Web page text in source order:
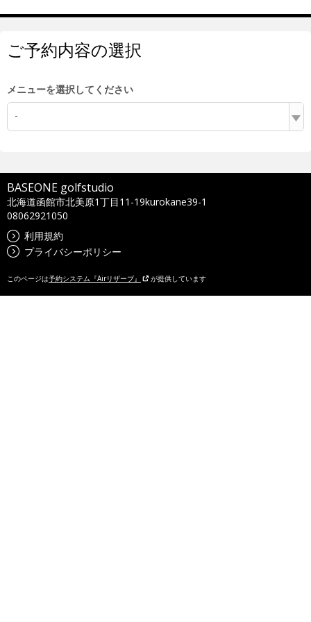
ご予約内容の選択
メニューを選択してください
-
BASEONE golfstudio
北海道函館市北美原1丁目11-19kurokane39-1
08062921050
利用規約
プライバシーポリシー
このページは予約システム『Airリザーブ』 が提供しています